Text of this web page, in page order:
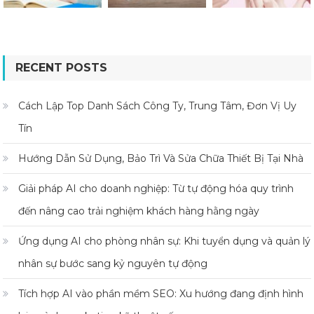
RECENT POSTS
Cách Lập Top Danh Sách Công Ty, Trung Tâm, Đơn Vị Uy
Tín
Hướng Dẫn Sử Dụng, Bảo Trì Và Sửa Chữa Thiết Bị Tại Nhà
Giải pháp AI cho doanh nghiệp: Từ tự động hóa quy trình
đến nâng cao trải nghiệm khách hàng hằng ngày
Ứng dụng AI cho phòng nhân sự: Khi tuyển dụng và quản lý
nhân sự bước sang kỷ nguyên tự động
Tích hợp AI vào phần mềm SEO: Xu hướng đang định hình